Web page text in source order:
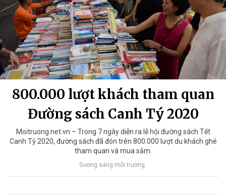
800.000 lượt khách tham quan
Đường sách Canh Tý 2020
Moitruong.net.vn – Trong 7 ngày diễn ra lễ hội đường sách Tết
Canh Tý 2020, đường sách đã đón trên 800.000 lượt du khách ghé
tham quan và mua sắm.
Gương sáng môi trường